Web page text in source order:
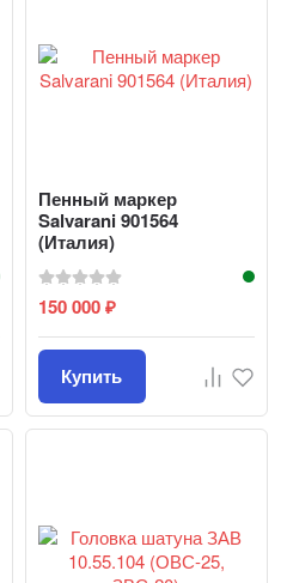
Пенный маркер
Salvarani 901564
(Италия)
150 000 ₽
Купить